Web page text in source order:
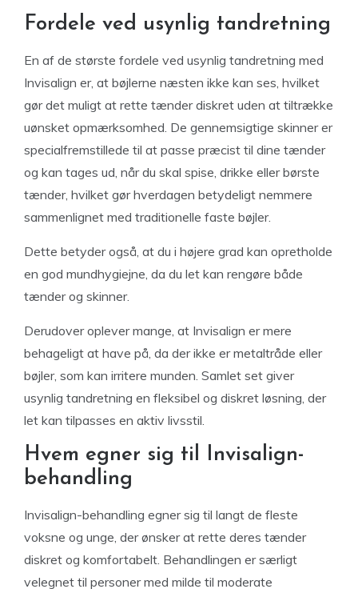
Fordele ved usynlig tandretning
En af de største fordele ved usynlig tandretning med
Invisalign er, at bøjlerne næsten ikke kan ses, hvilket
gør det muligt at rette tænder diskret uden at tiltrække
uønsket opmærksomhed. De gennemsigtige skinner er
specialfremstillede til at passe præcist til dine tænder
og kan tages ud, når du skal spise, drikke eller børste
tænder, hvilket gør hverdagen betydeligt nemmere
sammenlignet med traditionelle faste bøjler.
Dette betyder også, at du i højere grad kan opretholde
en god mundhygiejne, da du let kan rengøre både
tænder og skinner.
Derudover oplever mange, at Invisalign er mere
behageligt at have på, da der ikke er metaltråde eller
bøjler, som kan irritere munden. Samlet set giver
usynlig tandretning en fleksibel og diskret løsning, der
let kan tilpasses en aktiv livsstil.
Hvem egner sig til Invisalign-
behandling
Invisalign-behandling egner sig til langt de fleste
voksne og unge, der ønsker at rette deres tænder
diskret og komfortabelt. Behandlingen er særligt
velegnet til personer med milde til moderate